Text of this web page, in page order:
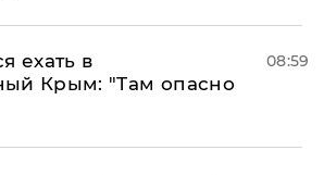
ехать в
Крым: "Там опасно
08:59